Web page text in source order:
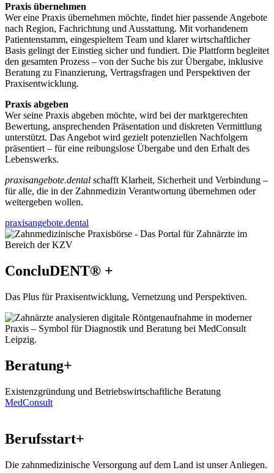
Praxis übernehmen
Wer eine Praxis übernehmen möchte, findet hier passende Angebote
nach Region, Fachrichtung und Ausstattung. Mit vorhandenem
Patientenstamm, eingespieltem Team und klarer wirtschaftlicher
Basis gelingt der Einstieg sicher und fundiert. Die Plattform begleitet
den gesamten Prozess – von der Suche bis zur Übergabe, inklusive
Beratung zu Finanzierung, Vertragsfragen und Perspektiven der
Praxisentwicklung.
Praxis abgeben
Wer seine Praxis abgeben möchte, wird bei der marktgerechten
Bewertung, ansprechenden Präsentation und diskreten Vermittlung
unterstützt. Das Angebot wird gezielt potenziellen Nachfolgern
präsentiert – für eine reibungslose Übergabe und den Erhalt des
Lebenswerks.
praxisangebote.dental schafft Klarheit, Sicherheit und Verbindung –
für alle, die in der Zahnmedizin Verantwortung übernehmen oder
weitergeben wollen.
praxisangebote.dental
ConcluDENT® +
Das Plus für Praxisentwicklung, Vernetzung und Perspektiven.
Beratung+
Existenzgründung und Betriebswirtschaftliche Beratung
MedConsult
Berufsstart+
Die zahn­medizinische Versorgung auf dem Land ist unser Anliegen.